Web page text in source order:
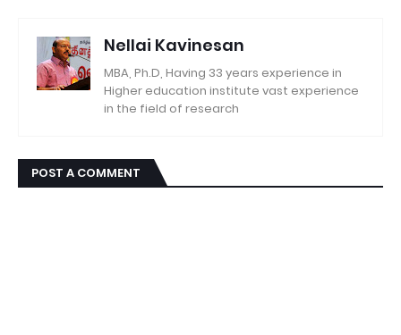
Nellai Kavinesan
MBA, Ph.D, Having 33 years experience in
Higher education institute vast experience
in the field of research
POST A COMMENT